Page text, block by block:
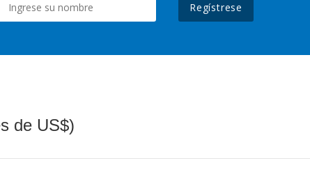
Regístrese
de US$)